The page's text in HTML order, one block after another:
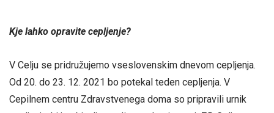
Kje lahko opravite cepljenje?
V Celju se pridružujemo vseslovenskim dnevom cepljenja.
Od 20. do 23. 12. 2021 bo potekal teden cepljenja. V
Cepilnem centru Zdravstvenega doma so pripravili urnik